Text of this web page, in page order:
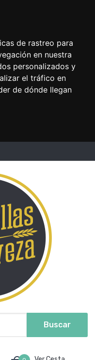
de rastreo para
en nuestra
personalizados y
el tráfico en
de dónde llegan
Buscar